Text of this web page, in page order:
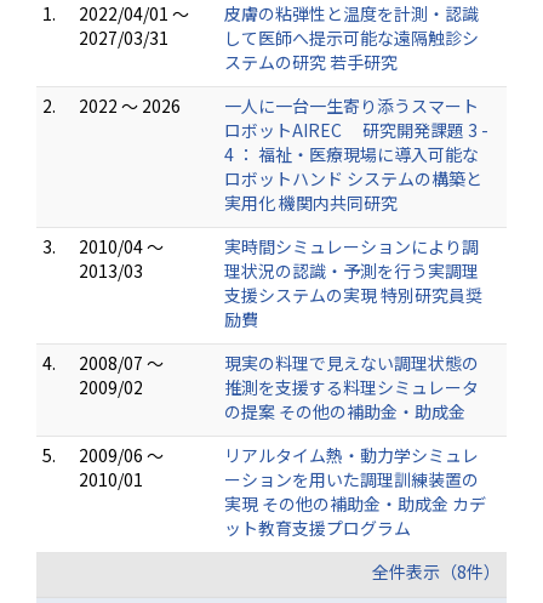
1.
2022/04/01 ～
2027/03/31
皮膚の粘弾性と温度を計測・認識
して医師へ提示可能な遠隔触診シ
ステムの研究 若手研究
2.
2022 ～ 2026
一人に一台一生寄り添うスマート
ロボットAIREC 研究開発課題 3 -
4 ： 福祉・医療現場に導入可能な
ロボットハンド システムの構築と
実用化 機関内共同研究
3.
2010/04 ～
2013/03
実時間シミュレーションにより調
理状況の認識・予測を行う実調理
支援システムの実現 特別研究員奨
励費
4.
2008/07 ～
2009/02
現実の料理で見えない調理状態の
推測を支援する料理シミュレータ
の提案 その他の補助金・助成金
5.
2009/06 ～
2010/01
リアルタイム熱・動力学シミュレ
ーションを用いた調理訓練装置の
実現 その他の補助金・助成金 カデ
ット教育支援プログラム
全件表示（8件）